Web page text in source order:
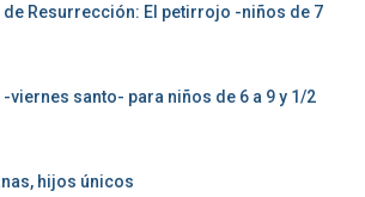
de Resurrección: El petirrojo -niños de 7
-viernes santo- para niños de 6 a 9 y 1/2
hijos únicos